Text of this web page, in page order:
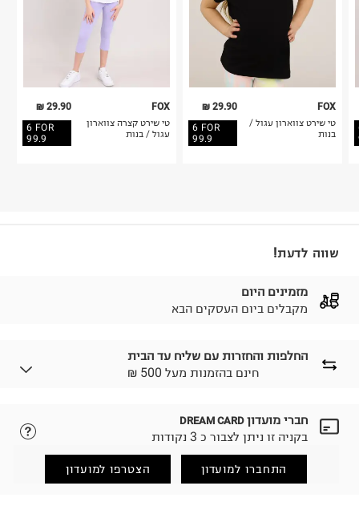
29.90 ₪
6 FOR
99.9
FOX
טי שירט קצרה צווארון
עגול / בנות
29.90 ₪
6 FOR
99.9
FOX
טי שירט צווארון עגול /
בנות
שווה לדעת!
מזמינים היום
מקבלים ביום העסקים הבא
החלפות והחזרות עם שליח עד הבית
₪ חינם בהזמנות מעל 500
לבחירת בשיטת המשלוח המתאימה לכם,
הזמנתם והתחרטתם?
(במקום ב-19.9 ₪) לזמן מוגבל! חינם בהזמנות מעל 500 ₪.
חברי מועדון DREAM CARD
בקניה זו ניתן לצבור כ 3 נקודות
התחברו למועדון הצטרפו למועדון